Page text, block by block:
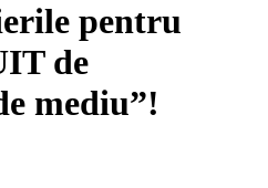
pentru
de
mediu”!